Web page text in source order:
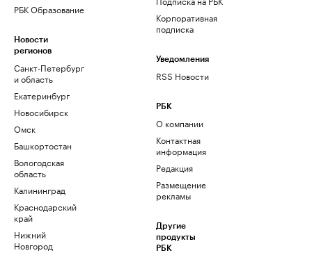
РБК Образование
Новости
регионов
Санкт-Петербург
и область
Екатеринбург
Новосибирск
Омск
Башкортостан
Вологодская
область
Калининград
Краснодарский
край
Нижний
Новгород
Корпоративная
подписка
Уведомления
RSS Новости
РБК
О компании
Контактная
информация
Редакция
Размещение
рекламы
Другие
продукты
РБК